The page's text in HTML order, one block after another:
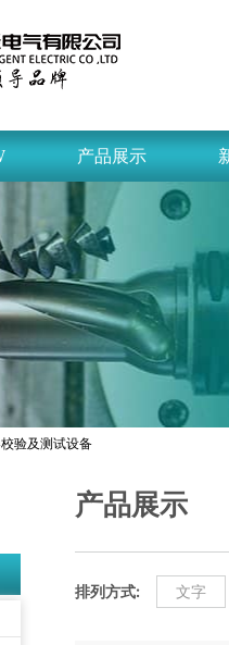
产品展示
验及测试设备
产品展示
排列方式: 文字